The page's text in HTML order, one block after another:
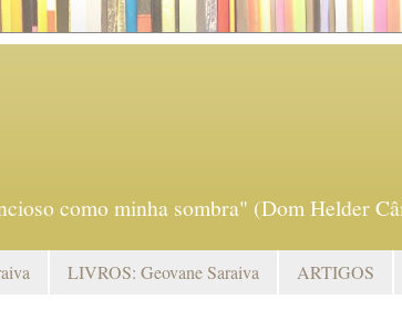
como minha sombra" (Dom Helder
LIVROS: Geovane Saraiva ARTIGOS